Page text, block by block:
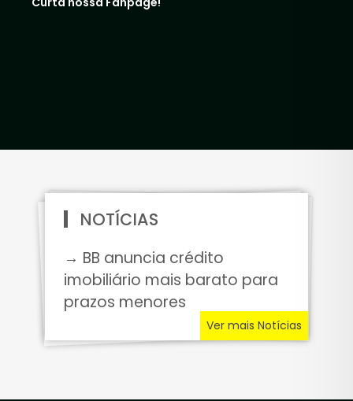
NOTÍCIAS
→ BB anuncia crédito
imobiliário mais barato para
prazos menores
Ver mais Notícias